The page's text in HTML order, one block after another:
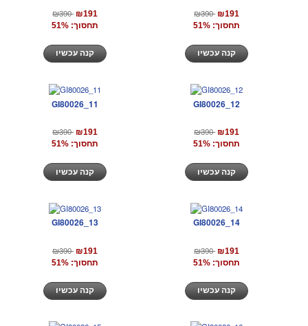
₪390 ₪191
תחסוך: 51%
₪390 ₪191
תחסוך: 51%
GI80026_11
₪390 ₪191
תחסוך: 51%
GI80026_12
₪390 ₪191
תחסוך: 51%
GI80026_13
₪390 ₪191
תחסוך: 51%
GI80026_14
₪390 ₪191
תחסוך: 51%